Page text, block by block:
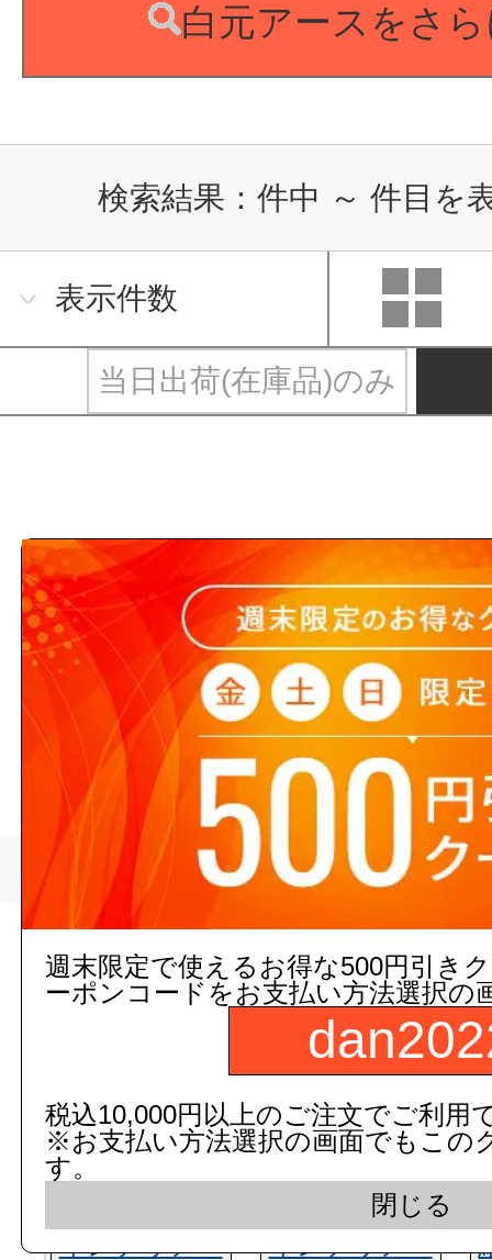
白元アースをさ
検索結果： 件中 ～ 件目を
表示件数
当日出荷(在庫品)のみ
白元アース
トップページ > 白元アース
現在の店舗受注状
インテリア・ インテリア・
週末限定で使えるお得な500円引き
ーポンコードをお支払い方法選択の
税込10,000円以上のご注文でご利用
※お支払い方法選択の画面でもこの
す。
閉じる